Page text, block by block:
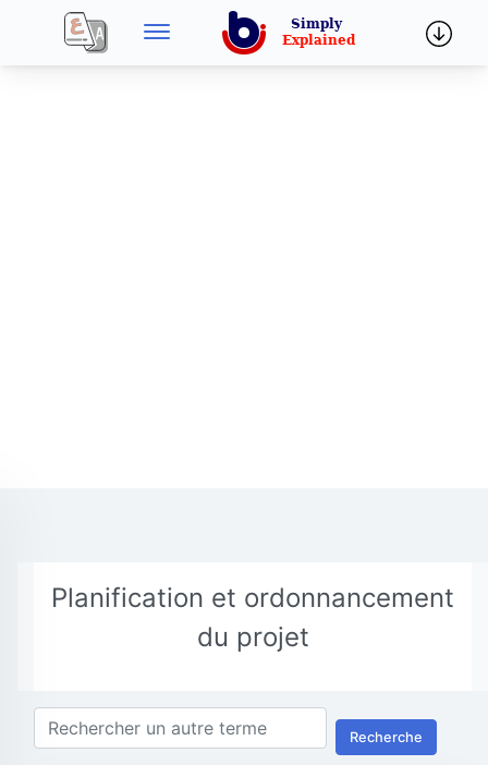
Planification et ordonnancement
du projet
Recherche